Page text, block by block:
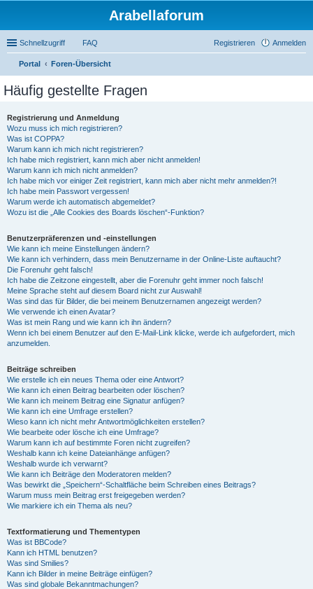
Arabellaforum
Schnellzugriff FAQ Anmelden
Registrieren
Portal
Foren-Übersicht
Häufig gestellte Fragen
Registrierung und Anmeldung
Wozu muss ich mich registrieren?
Was ist COPPA?
Warum kann ich mich nicht registrieren?
Ich habe mich registriert, kann mich aber nicht anmelden!
Warum kann ich mich nicht anmelden?
Ich habe mich vor einiger Zeit registriert, kann mich aber nicht mehr anmelden?!
Ich habe mein Passwort vergessen!
Warum werde ich automatisch abgemeldet?
Wozu ist die „Alle Cookies des Boards löschen“-Funktion?
Benutzerpräferenzen und -einstellungen
Wie kann ich meine Einstellungen ändern?
Wie kann ich verhindern, dass mein Benutzername in der Online-Liste auftaucht?
Die Forenuhr geht falsch!
Ich habe die Zeitzone eingestellt, aber die Forenuhr geht immer noch falsch!
Meine Sprache steht auf diesem Board nicht zur Auswahl!
Was sind das für Bilder, die bei meinem Benutzernamen angezeigt werden?
Wie verwende ich einen Avatar?
Was ist mein Rang und wie kann ich ihn ändern?
Wenn ich bei einem Benutzer auf den E-Mail-Link klicke, werde ich aufgefordert, mich
anzumelden.
Beiträge schreiben
Wie erstelle ich ein neues Thema oder eine Antwort?
Wie kann ich einen Beitrag bearbeiten oder löschen?
Wie kann ich meinem Beitrag eine Signatur anfügen?
Wie kann ich eine Umfrage erstellen?
Wieso kann ich nicht mehr Antwortmöglichkeiten erstellen?
Wie bearbeite oder lösche ich eine Umfrage?
Warum kann ich auf bestimmte Foren nicht zugreifen?
Weshalb kann ich keine Dateianhänge anfügen?
Weshalb wurde ich verwarnt?
Wie kann ich Beiträge den Moderatoren melden?
Was bewirkt die „Speichern“-Schaltfläche beim Schreiben eines Beitrags?
Warum muss mein Beitrag erst freigegeben werden?
Wie markiere ich ein Thema als neu?
Textformatierung und Thementypen
Was ist BBCode?
Kann ich HTML benutzen?
Was sind Smilies?
Kann ich Bilder in meine Beiträge einfügen?
Was sind globale Bekanntmachungen?